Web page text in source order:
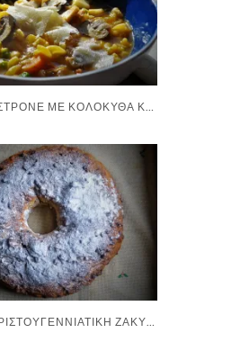
ΣΟΎΠΑ ΜΙΝΕΣΤΡΌΝΕ ΜΕ ΚΟΛΟΚΎΘΑ ΚΑΙ ΜΑΝΙΤΆΡΙΑ
ΚΟΥΛΟΎΡΑ ΧΡΙΣΤΟΥΓΕΝΝΙΆΤΙΚΗ ΖΑΚΥΝΘΙΝΉ ΤΗΣ ΓΙΑΓΙΆΣ ΧΡΙΣΤΊΝΑΣ